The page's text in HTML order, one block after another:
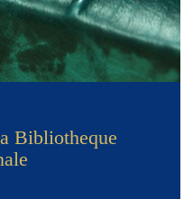
Bibliotheque